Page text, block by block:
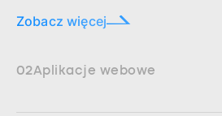
Zobacz więcej
02Aplikacje webowe